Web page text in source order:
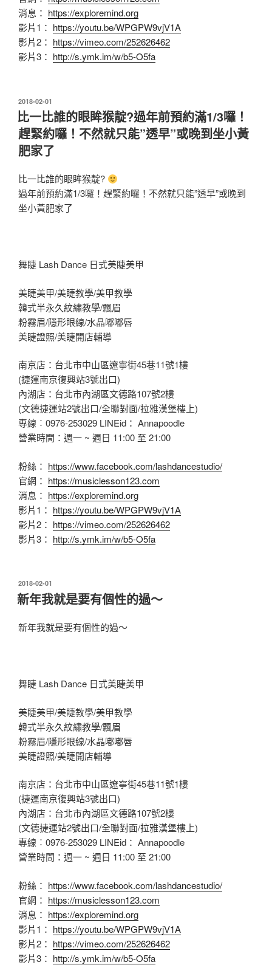
消息： https://exploremind.org
影片1： https://youtu.be/WPGPW9vjV1A
影片2： https://vimeo.com/252626462
影片3： http://s.ymk.im/w/b5-O5fa
發
佈
於
2018-02-01
比一比誰的眼眸猴靛?過年前預約滿1/3囉！
趕緊約囉！不然就只能”透早”或晚到坐小黃
肥家了
比一比誰的眼眸猴靛?
過年前預約滿1/3囉！趕緊約囉！不然就只能”透早”或晚到
坐小黃肥家了
舞睫 Lash Dance 日式美睫美甲
美睫美甲/美睫教學/美甲教學
韓式半永久紋繡教學/飄眉
粉霧眉/隱形眼線/水晶嘟嘟唇
美睫證照/美睫開店輔導
南京店：台北市中山區遼寧街45巷11號1樓
(捷運南京復興站3號出口)
內湖店：台北市內湖區文德路107號2樓
(文德捷運站2號出口/全聯對面/拉雅漢堡樓上)
專線︰0976-253029 LINEid： Annapoodle
營業時間：週一 ~ 週日 11:00 至 21:00
粉絲： https://www.facebook.com/lashdancestudio/
官網： https://musiclesson123.com
消息： https://exploremind.org
影片1： https://youtu.be/WPGPW9vjV1A
影片2： https://vimeo.com/252626462
影片3： http://s.ymk.im/w/b5-O5fa
發
佈
於
2018-02-01
新年我就是要有個性的過～
新年我就是要有個性的過～
舞睫 Lash Dance 日式美睫美甲
美睫美甲/美睫教學/美甲教學
韓式半永久紋繡教學/飄眉
粉霧眉/隱形眼線/水晶嘟嘟唇
美睫證照/美睫開店輔導
南京店：台北市中山區遼寧街45巷11號1樓
(捷運南京復興站3號出口)
內湖店：台北市內湖區文德路107號2樓
(文德捷運站2號出口/全聯對面/拉雅漢堡樓上)
專線︰0976-253029 LINEid： Annapoodle
營業時間：週一 ~ 週日 11:00 至 21:00
粉絲： https://www.facebook.com/lashdancestudio/
官網： https://musiclesson123.com
消息： https://exploremind.org
影片1： https://youtu.be/WPGPW9vjV1A
影片2： https://vimeo.com/252626462
影片3： http://s.ymk.im/w/b5-O5fa